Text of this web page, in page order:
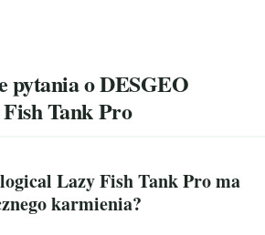
pytania o DESGEO
Tank Pro
Lazy Fish Tank Pro ma
karmienia?